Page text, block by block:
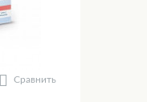
Сравнить